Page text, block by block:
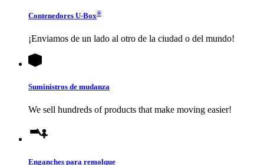
Contenedores U-Box®
¡Enviamos de un lado al otro de la ciudad o del mundo!
Suministros de mudanza
We sell hundreds of products that make moving easier!
Enganches para remolque